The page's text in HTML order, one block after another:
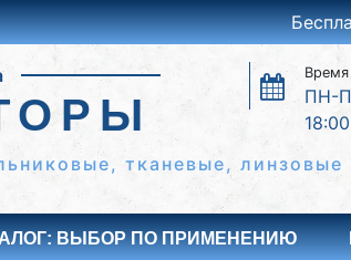
ПН-
18:00
тканевые, линзовые
ВЫБОР ПО ПРИМЕНЕНИЮ